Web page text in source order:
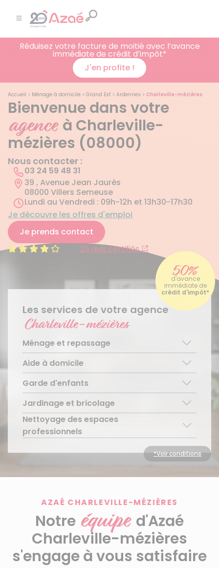
Réduisez votre facture de moitié avec l’avance
immédiate de crédit d’impôt*
J'en profite !
Accueil > Ménage à domicile > Grand Est > Ardennes > Charleville-mézières
Bienvenue dans votre
agence à Charleville-
mézières (08000)
Nous contacter :
03 24 59 48 31
39 , Avenue Jean Jaurès
08000 Villers Semeuse
Lundi au Vendredi : 09h-12h et 13h30-17h30
Je découvre les offres d'emploi
Je prends contact
25 avis certifiés
50%
d'avance
immédiate de
crédit d'impôt*
Les services de votre agence
Charleville-mézières
Ménage et repassage
Ménage régulier
Ménage ponctuel
Repassage à domicile
Découvrir le service
Aide à domicile
Aide aux personnes âgées
Téléassistance pour personnes âgées
Accompagnement du handicap
Découvrir le service
Garde d'enfants
Garde d’enfants de plus de 3 ans
Découvrir le service
Jardinage et bricolage
Entretien régulier
Entretien ponctuel
Nettoyage des espaces
professionnels
*Voir conditions
AZAÉ CHARLEVILLE-MÉZIÈRES
Notre équipe d'Azaé
Charleville-mézières
s'engage à vous satisfaire